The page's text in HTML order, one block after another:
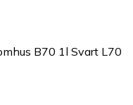
B70 1l Svart L70